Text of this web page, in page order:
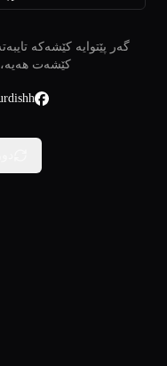
گەر پێتوایە کێشەکە
کێشەت هەیە،